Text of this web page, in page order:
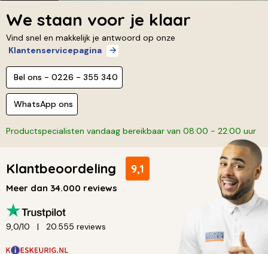
We staan voor je klaar
Vind snel en makkelijk je antwoord op onze
Klantenservicepagina
Bel ons - 0226 - 355 340
WhatsApp ons
Productspecialisten vandaag bereikbaar van 08:00 - 22:00 uur
Klantbeoordeling 9,1
Meer dan 34.000 reviews
9,0/10 20.555 reviews